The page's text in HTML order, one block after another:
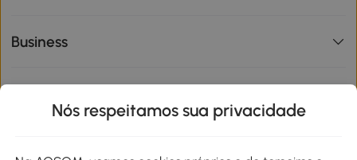
Business
Nós respeitamos sua privacidade